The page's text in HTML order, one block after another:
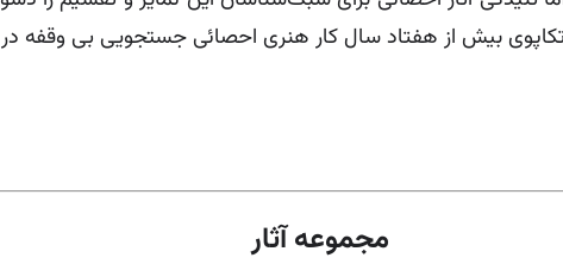
تکاپوی بیش از هفتاد سال کار هنری احصائی جستجویی بی
مجموعه آثار